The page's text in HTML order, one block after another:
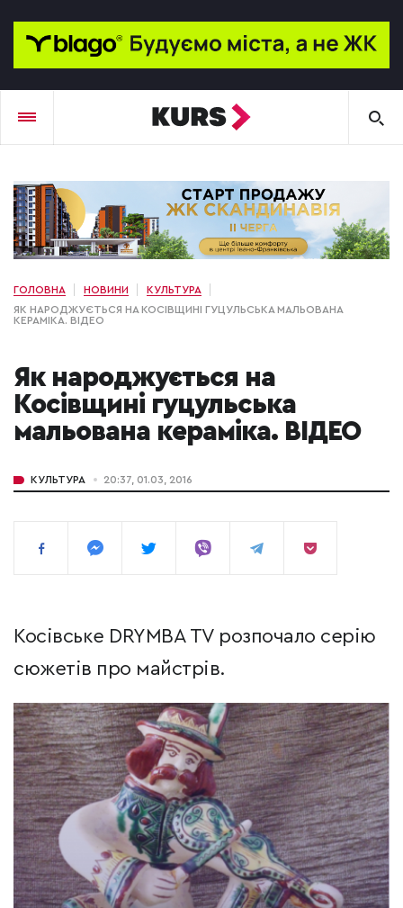
ГОЛОВНА НОВИНИ
КУЛЬТУРА
ЯК НАРОДЖУЄТЬСЯ НА КОСІВЩИНІ ГУЦУЛЬСЬКА МАЛЬОВАНА
КЕРАМІКА. ВІДЕО
Як народжується на
Косівщині гуцульська
мальована кераміка. ВІДЕО
КУЛЬТУРА 20:37, 01.03, 2016
Косівське DRYMBA TV розпочало серію
сюжетів про майстрів.